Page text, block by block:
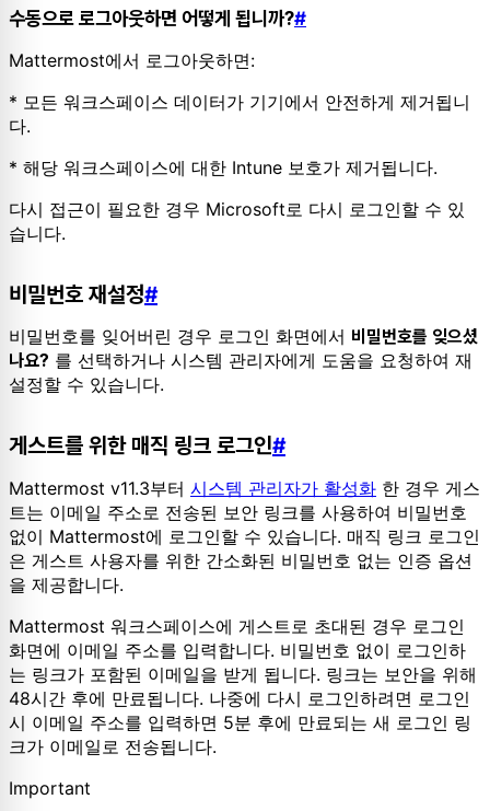
수동으로 로그아웃하면 어떻게 됩니까?#
Mattermost에서 로그아웃하면:
* 모든 워크스페이스 데이터가 기기에서 안전하게 제거됩니
다.
* 해당 워크스페이스에 대한 Intune 보호가 제거됩니다.
다시 접근이 필요한 경우 Microsoft로 다시 로그인할 수 있
습니다.
비밀번호 재설정#
비밀번호를 잊어버린 경우 로그인 화면에서 비밀번호를 잊으셨
나요? 를 선택하거나 시스템 관리자에게 도움을 요청하여 재
설정할 수 있습니다.
게스트를 위한 매직 링크 로그인#
Mattermost v11.3부터 시스템 관리자가 활성화 한 경우 게스
트는 이메일 주소로 전송된 보안 링크를 사용하여 비밀번호
없이 Mattermost에 로그인할 수 있습니다. 매직 링크 로그인
은 게스트 사용자를 위한 간소화된 비밀번호 없는 인증 옵션
을 제공합니다.
Mattermost 워크스페이스에 게스트로 초대된 경우 로그인
화면에 이메일 주소를 입력합니다. 비밀번호 없이 로그인하
는 링크가 포함된 이메일을 받게 됩니다. 링크는 보안을 위해
48시간 후에 만료됩니다. 나중에 다시 로그인하려면 로그인
시 이메일 주소를 입력하면 5분 후에 만료되는 새 로그인 링
크가 이메일로 전송됩니다.
Important